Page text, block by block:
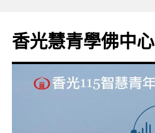
香光慧青學佛中心